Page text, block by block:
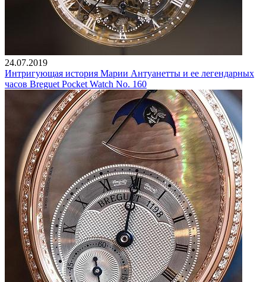
24.07.2019
Интригующая история Марии Антуанетты и ее легендарных
часов Breguet Pocket Watch No. 160